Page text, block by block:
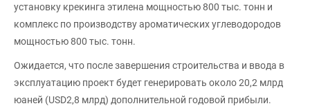
установку крекинга этилена мощностью 800 тыс. тонн и
комплекс по производству ароматических углеводородов
мощностью 800 тыс. тонн.
Ожидается, что после завершения строительства и ввода в
эксплуатацию проект будет генерировать около 20,2 млрд
юаней (USD2,8 млрд) дополнительной годовой прибыли.